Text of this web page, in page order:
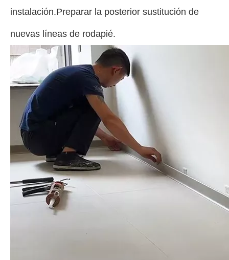
instalación.Preparar la posterior sustitución de
nuevas líneas de rodapié.